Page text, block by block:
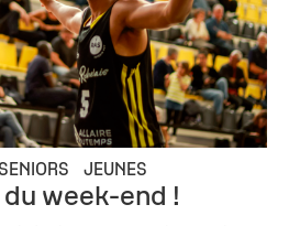
SENIORS JEUNES
week-end !